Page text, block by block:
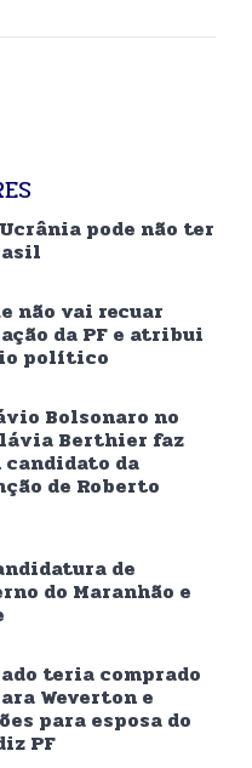
pode não ter
não vai recuar
da PF e atribui
político
Bolsonaro no
Berthier faz
candidato da
de Roberto
de
do Maranhão e
teria comprado
Weverton e
para esposa do
PF